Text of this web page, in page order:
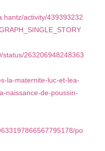
activity/439393232
status/263206948248363
la-maternite-luc-et-lea-
naissance-de-poussin-
po